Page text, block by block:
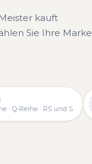
kauft
Sie Ihre Marke
· Q-Reihe · RS und S